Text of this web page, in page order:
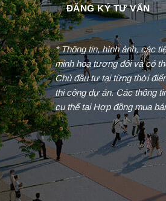
* Thông tin, hình ảnh, các
minh hoạ tương đối và có
Chủ đầu tư tại từng thời
thi công dự án. Các thông
cụ thể tại Hợp đồng mua